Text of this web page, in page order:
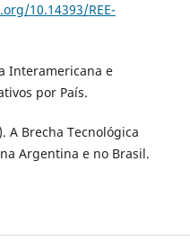
10.14393/REE-
Interamericana e
por País.
A Brecha Tecnológica
Argentina e no Brasil.